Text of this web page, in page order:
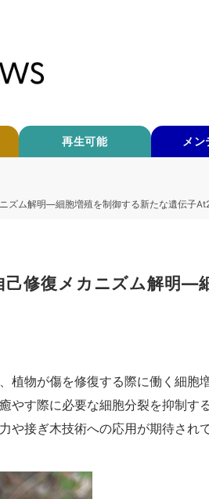
再生可能 メン
ニズム解明—細胞増殖を制御する新たな遺伝子
己修復メカニズム解明—
植物が傷を修復する際に働く細胞
やす際に必要な細胞分裂を抑制す
や接ぎ木技術への応用が期待されて